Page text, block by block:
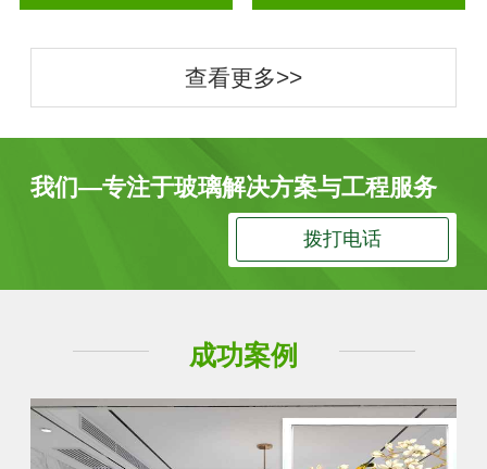
查看更多>>
我们—专注于玻璃解决方案与工程服务
拨打电话
成功案例